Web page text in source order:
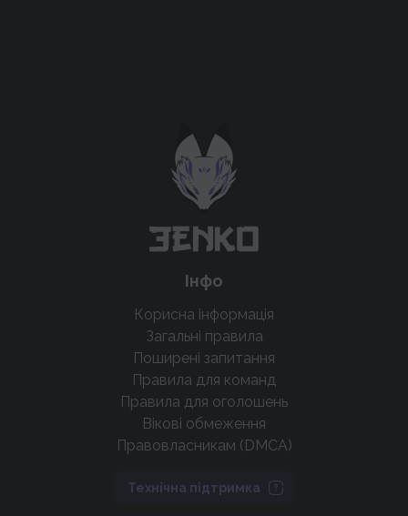
крутих нововведень
Підтримати проєкт
Інфо
Корисна інформація
Загальні правила
Поширені запитання
Правила для команд
Правила для оголошень
Вікові обмеження
Правовласникам (DMCA)
Технічна підтримка